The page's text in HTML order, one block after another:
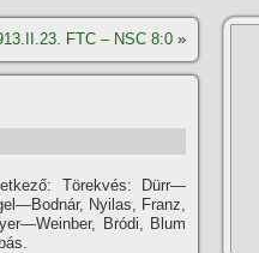
FTC – NSC 8:0 »
Törekvés: Dürr—
Nyilas, Franz,
Bródi, Blum